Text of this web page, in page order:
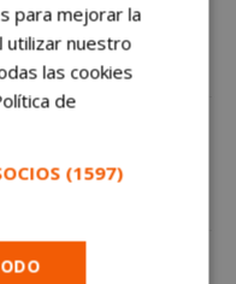
para mejorar la
utilizar nuestro
las cookies
de
(1597)